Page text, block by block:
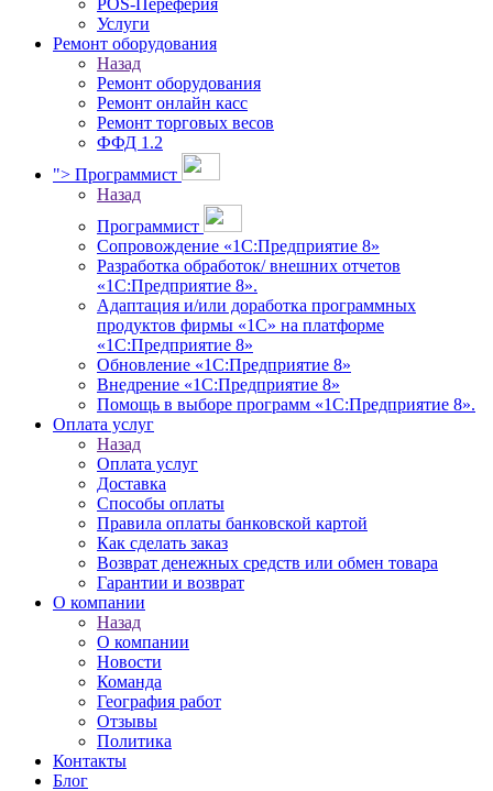
POS-Переферия
Услуги
Ремонт оборудования
Назад
Ремонт оборудования
Ремонт онлайн касс
Ремонт торговых весов
ФФД 1.2
"> Программист
Назад
Программист
Сопровождение «1С:Предприятие 8»
Разработка обработок/ внешних отчетов
«1С:Предприятие 8».
Адаптация и/или доработка программных
продуктов фирмы «1С» на платформе
«1С:Предприятие 8»
Обновление «1С:Предприятие 8»
Внедрение «1С:Предприятие 8»
Помощь в выборе программ «1С:Предприятие 8».
Оплата услуг
Назад
Оплата услуг
Доставка
Способы оплаты
Правила оплаты банковской картой
Как сделать заказ
Возврат денежных средств или обмен товара
Гарантии и возврат
О компании
Назад
О компании
Новости
Команда
География работ
Отзывы
Политика
Контакты
Блог